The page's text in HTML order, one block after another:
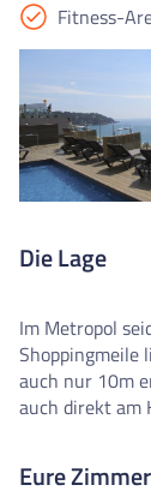
Fitness-
Die Lage
Im Metropol
Shoppingmeile
auch nur 10m
auch direkt am
Eure Zimmer